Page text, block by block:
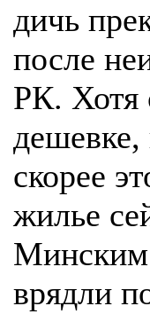
дичь
после
РК. Хотя
скорее
жилье
Минским
врядли